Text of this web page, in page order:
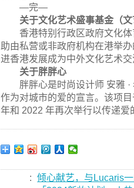
—完—
关于文化艺术盛事基金（文
香港特别行政区政府文化
助由私营或非政府机构在港举
进香港发展成为中外文化艺术交
关于胖胖心
胖胖心是时尚设计师 安雅
作为对城市的爱的宣言。该项
年和 2022 年再次举行以传递爱
:
倾心献艺，与Lucaris